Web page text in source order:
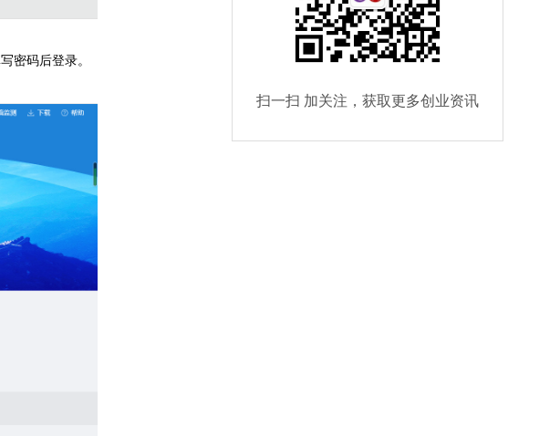
密码后登录。
扫一扫 加关注，获取更多创业资讯